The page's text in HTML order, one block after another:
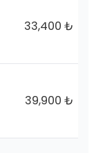
33,400 ₺
39,900 ₺